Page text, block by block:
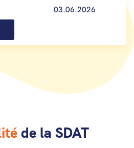
03.06.2026
de la SDAT